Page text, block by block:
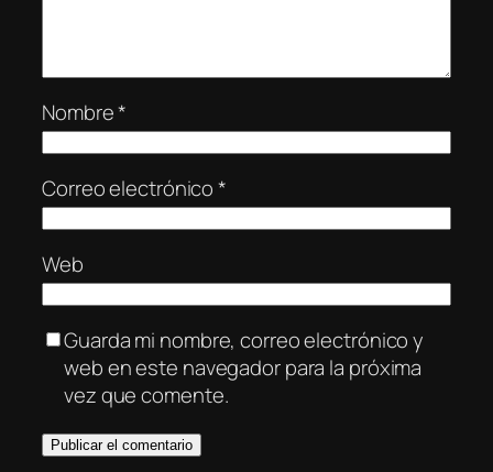
Nombre*
Correo electrónico*
Web
Guarda mi nombre, correo electrónico y
web en este navegador para la próxima
vez que comente.